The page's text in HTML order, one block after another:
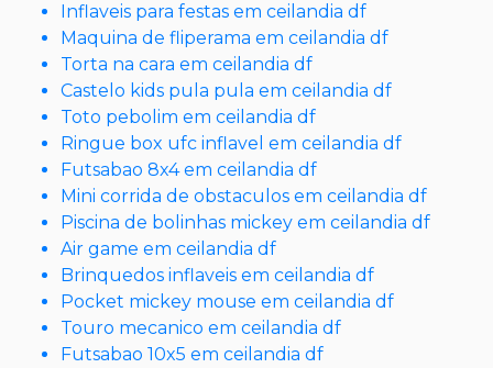
Inflaveis para festas em ceilandia df
Maquina de fliperama em ceilandia df
Torta na cara em ceilandia df
Castelo kids pula pula em ceilandia df
Toto pebolim em ceilandia df
Ringue box ufc inflavel em ceilandia df
Futsabao 8x4 em ceilandia df
Mini corrida de obstaculos em ceilandia df
Piscina de bolinhas mickey em ceilandia df
Air game em ceilandia df
Brinquedos inflaveis em ceilandia df
Pocket mickey mouse em ceilandia df
Touro mecanico em ceilandia df
Futsabao 10x5 em ceilandia df